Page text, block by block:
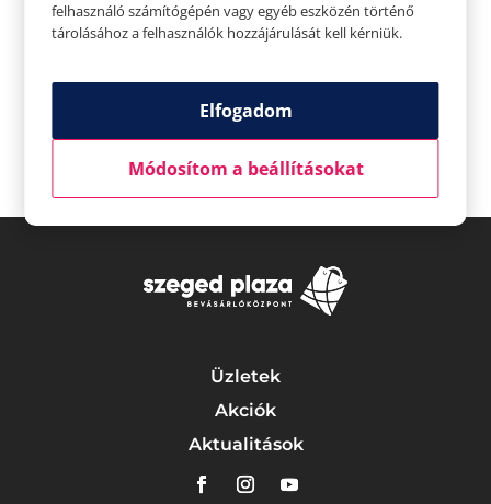
– A Plaza marketing csapata
plazamarketing@indotek.hu
Üzletek
Akciók
Aktualitások
felhasználó számítógépén vagy egyéb eszközén történő
tárolásához a felhasználók hozzájárulását kell kérniük.
Elfogadom
Módosítom a beállításokat